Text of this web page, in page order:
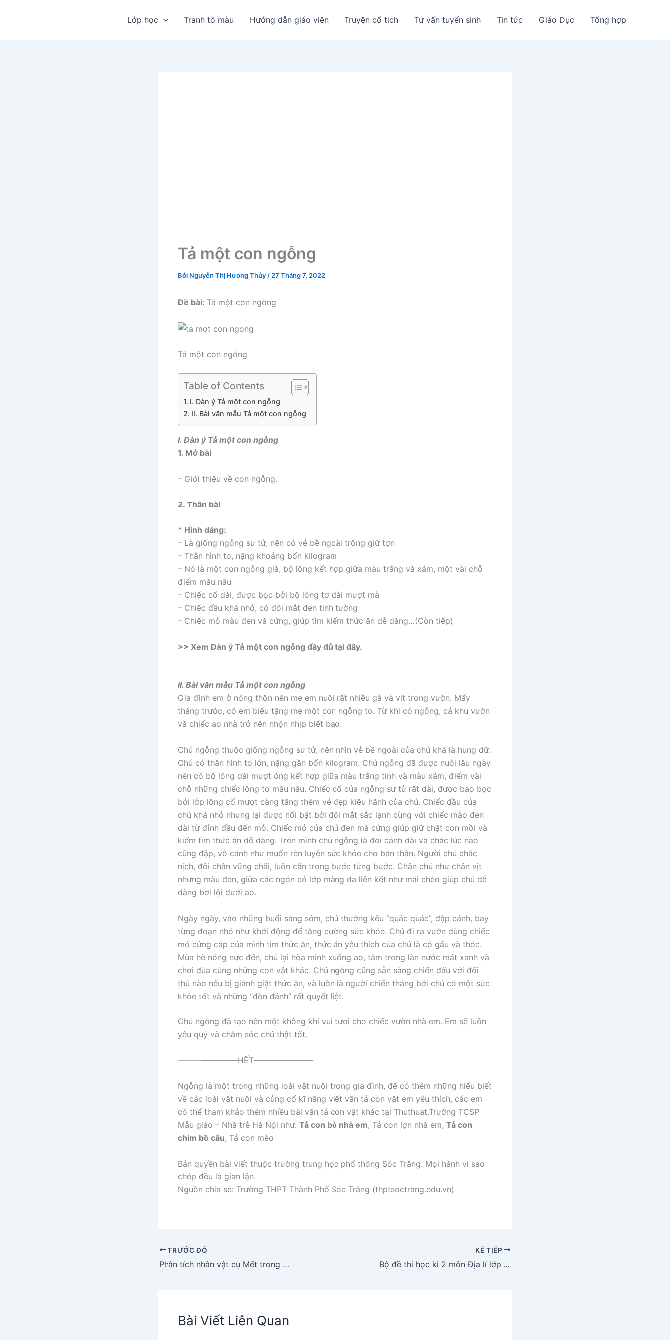
Lớp học Tranh tô màu Hướng dẫn giáo viên Truyện cổ tich Tư vấn tuyển sinh Tin tức Giáo Dục Tổng hợp
Tả một con ngỗng
Bởi Nguyễn Thị Hương Thủy / 27 Tháng 7, 2022
Đề bài: Tả một con ngỗng
Tả một con ngỗng
Table of Contents
I. Dàn ý Tả một con ngỗng
II. Bài văn mẫu Tả một con ngỗng
I. Dàn ý Tả một con ngỗng
1. Mở bài
– Giới thiệu về con ngỗng.
2. Thân bài
* Hình dáng:
– Là giống ngỗng sư tử, nên có vẻ bề ngoài trông giữ tợn
– Thân hình to, nặng khoảng bốn kilogram
– Nó là một con ngỗng già, bộ lông kết hợp giữa màu trắng và xám, một vài chỗ
điểm màu nâu
– Chiếc cổ dài, được bọc bởi bộ lông tơ dài mượt mà
– Chiếc đầu khá nhỏ, có đôi mắt đen tinh tường
– Chiếc mỏ màu đen và cứng, giúp tìm kiếm thức ăn dễ dàng…(Còn tiếp)
>> Xem Dàn ý Tả một con ngỗng đầy đủ tại đây.
II. Bài văn mẫu Tả một con ngỗng
Gia đình em ở nông thôn nên mẹ em nuôi rất nhiều gà và vịt trong vườn. Mấy
tháng trước, cô em biếu tặng mẹ một con ngỗng to. Từ khi có ngỗng, cả khu vườn
và chiếc ao nhà trở nên nhộn nhịp biết bao.
Chú ngỗng thuộc giống ngỗng sư tử, nên nhìn vẻ bề ngoài của chú khá là hung dữ.
Chú có thân hình to lớn, nặng gần bốn kilogram. Chú ngỗng đã được nuôi lâu ngày
nên có bộ lông dài mượt óng kết hợp giữa màu trắng tinh và màu xám, điểm vài
chỗ những chiếc lông tơ màu nâu. Chiếc cổ của ngỗng sư tử rất dài, được bao bọc
bởi lớp lông cổ mượt càng tăng thêm vẻ đẹp kiêu hãnh của chú. Chiếc đầu của
chú khá nhỏ nhưng lại được nổi bật bởi đôi mắt sắc lạnh cùng với chiếc mào đen
dài từ đỉnh đầu đến mỏ. Chiếc mỏ của chú đen mà cứng giúp giữ chặt con mồi và
kiếm tìm thức ăn dễ dàng. Trên mình chú ngỗng là đôi cánh dài và chắc lúc nào
cũng đập, vỗ cánh như muốn rèn luyện sức khỏe cho bản thân. Người chú chắc
nịch, đôi chân vững chãi, luôn cẩn trọng bước từng bước. Chân chú như chân vịt
nhưng màu đen, giữa các ngón có lớp màng da liên kết như mái chèo giúp chú dễ
dàng bơi lội dưới ao.
Ngày ngày, vào những buổi sáng sớm, chú thường kêu “quác quác”, đập cánh, bay
từng đoạn nhỏ như khởi động để tăng cường sức khỏe. Chú đi ra vườn dùng chiếc
mỏ cứng cáp của mình tìm thức ăn, thức ăn yêu thích của chú là cỏ gấu và thóc.
Mùa hè nóng nực đến, chú lại hòa mình xuống ao, tắm trong làn nước mát xanh và
chơi đùa cùng những con vật khác. Chú ngỗng cũng sẵn sàng chiến đấu với đối
thủ nào nếu bị giành giật thức ăn, và luôn là người chiến thắng bởi chú có một sức
khỏe tốt và những “đòn đánh” rất quyết liệt.
Chú ngỗng đã tạo nên một không khí vui tươi cho chiếc vườn nhà em. Em sẽ luôn
yêu quý và chăm sóc chú thật tốt.
———————–HẾT———————-
Ngỗng là một trong những loài vật nuôi trong gia đình, để có thêm những hiểu biết
về các loài vật nuôi và củng cố kĩ năng viết văn tả con vật em yêu thích, các em
có thể tham khảo thêm nhiều bài văn tả con vật khác tại Thuthuat.Trường TCSP
Mẫu giáo – Nhà trẻ Hà Nội như: Tả con bò nhà em, Tả con lợn nhà em, Tả con
chim bồ câu, Tả con mèo
Bản quyền bài viết thuộc trường trung học phổ thông Sóc Trăng. Mọi hành vi sao
chép đều là gian lận.
Nguồn chia sẻ: Trường THPT Thành Phố Sóc Trăng (thptsoctrang.edu.vn)
TRƯỚC ĐÓ
Phân tích nhân vật cụ Mết trong truyện Rừng xà nu
KẾ TIẾP
Bộ đề thi học kì 2 môn Địa lí lớp 12 năm 2020 – 2021
Bài Viết Liên Quan